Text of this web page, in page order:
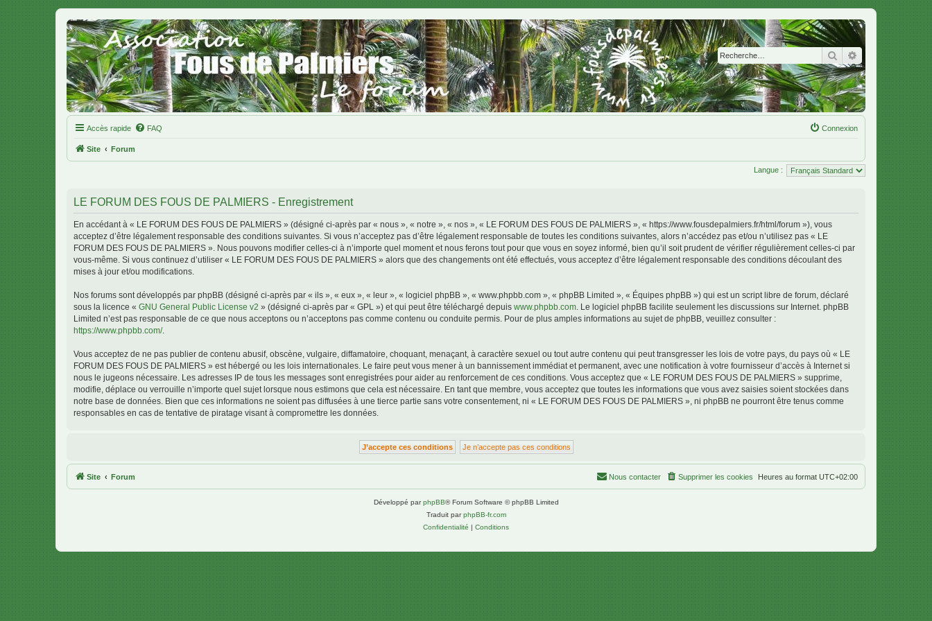
Rechercher
Accès rapide FAQ Connexion
Site Forum
Langue :
LE FORUM DES FOUS DE PALMIERS - Enregistrement
En accédant à « LE FORUM DES FOUS DE PALMIERS » (désigné ci-après par « nous », « notre », « nos », « LE FORUM DES FOUS DE PALMIERS », « https://www.fousdepalmiers.fr/html/forum »), vous
acceptez d’être légalement responsable des conditions suivantes. Si vous n’acceptez pas d’être légalement responsable de toutes les conditions suivantes, alors n’accédez pas et/ou n’utilisez pas « LE
FORUM DES FOUS DE PALMIERS ». Nous pouvons modifier celles-ci à n’importe quel moment et nous ferons tout pour que vous en soyez informé, bien qu’il soit prudent de vérifier régulièrement celles-ci par
vous-même. Si vous continuez d’utiliser « LE FORUM DES FOUS DE PALMIERS » alors que des changements ont été effectués, vous acceptez d’être légalement responsable des conditions découlant des
mises à jour et/ou modifications.
Nos forums sont développés par phpBB (désigné ci-après par « ils », « eux », « leur », « logiciel phpBB », « www.phpbb.com », « phpBB Limited », « Équipes phpBB ») qui est un script libre de forum, déclaré
sous la licence « GNU General Public License v2 » (désigné ci-après par « GPL ») et qui peut être téléchargé depuis www.phpbb.com . Le logiciel phpBB facilite seulement les discussions sur Internet. phpBB
Limited n’est pas responsable de ce que nous acceptons ou n’acceptons pas comme contenu ou conduite permis. Pour de plus amples informations au sujet de phpBB, veuillez consulter :
https://www.phpbb.com/.
Vous acceptez de ne pas publier de contenu abusif, obscène, vulgaire, diffamatoire, choquant, menaçant, à caractère sexuel ou tout autre contenu qui peut transgresser les lois de votre pays, du pays où « LE
FORUM DES FOUS DE PALMIERS » est hébergé ou les lois internationales. Le faire peut vous mener à un bannissement immédiat et permanent, avec une notification à votre fournisseur d’accès à Internet si
nous le jugeons nécessaire. Les adresses IP de tous les messages sont enregistrées pour aider au renforcement de ces conditions. Vous acceptez que « LE FORUM DES FOUS DE PALMIERS » supprime,
modifie, déplace ou verrouille n’importe quel sujet lorsque nous estimons que cela est nécessaire. En tant que membre, vous acceptez que toutes les informations que vous avez saisies soient stockées dans
notre base de données. Bien que ces informations ne soient pas diffusées à une tierce partie sans votre consentement, ni « LE FORUM DES FOUS DE PALMIERS », ni phpBB ne pourront être tenus comme
responsables en cas de tentative de piratage visant à compromettre les données.
Site Forum Heures au format UTC+02:00
Supprimer les cookies
Nous contacter
Développé parphpBB® Forum Software © phpBB Limited
Traduit parphpBB-fr.com
Confidentialité | Conditions